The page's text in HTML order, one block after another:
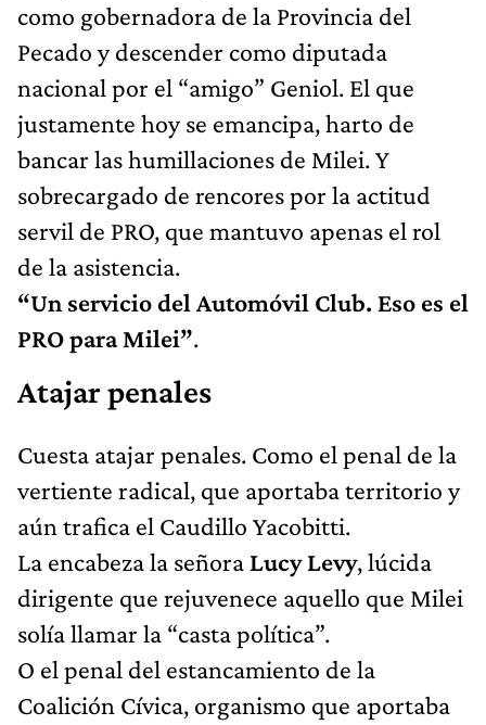
como gobernadora de la Provincia del
Pecado y descender como diputada
nacional por el “amigo” Geniol. El que
justamente hoy se emancipa, harto de
bancar las humillaciones de Milei. Y
sobrecargado de rencores por la actitud
servil de PRO, que mantuvo apenas el rol
de la asistencia.
“Un servicio del Automóvil Club. Eso es el
PRO para Milei”.
Atajar penales
Cuesta atajar penales. Como el penal de la
vertiente radical, que aportaba territorio y
aún trafica el Caudillo Yacobitti.
La encabeza la señora Lucy Levy, lúcida
dirigente que rejuvenece aquello que Milei
solía llamar la “casta política”.
O el penal del estancamiento de la
Coalición Cívica, organismo que aportaba